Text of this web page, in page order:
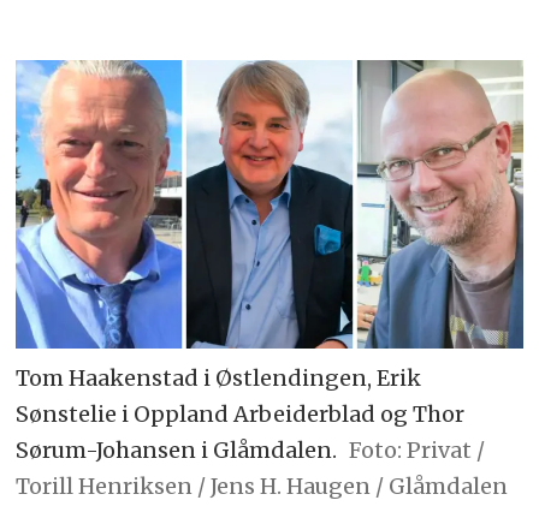
Tom Haakenstad i Østlendingen, Erik
Sønstelie i Oppland Arbeiderblad og Thor
Sørum-Johansen i Glåmdalen. Foto: Privat /
Torill Henriksen / Jens H. Haugen / Glåmdalen